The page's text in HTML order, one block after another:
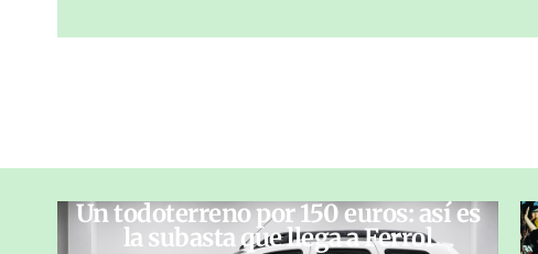
Un todoterreno por 150 euros: así es
la subasta que llega a Ferrol